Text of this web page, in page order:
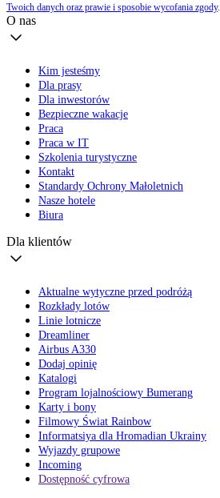
Twoich danych oraz prawie i sposobie wycofania zgody.
O nas
Kim jesteśmy
Dla prasy
Dla inwestorów
Bezpieczne wakacje
Praca
Praca w IT
Szkolenia turystyczne
Kontakt
Standardy Ochrony Małoletnich
Nasze hotele
Biura
Dla klientów
Aktualne wytyczne przed podróżą
Rozkłady lotów
Linie lotnicze
Dreamliner
Airbus A330
Dodaj opinię
Katalogi
Program lojalnościowy Bumerang
Karty i bony
Filmowy Świat Rainbow
Informatsiya dla Hromadian Ukrainy
Wyjazdy grupowe
Incoming
Dostępność cyfrowa